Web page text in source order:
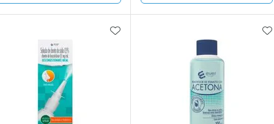
FECHAR
FECHAR
Menos Laboratório
Por Menos
ADICIONAR AOS FAVORITOS